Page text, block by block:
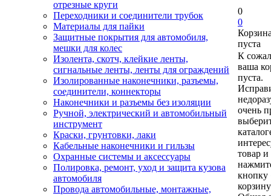
отрезные круги
Переходники и соединители трубок
Материалы для пайки
Защитные покрытия для автомобиля,
мешки для колес
Изолента, скотч, клейкие ленты,
сигнальные ленты, ленты для ограждений
Изолированные наконечники, разъемы,
соединители, коннекторы
Наконечники и разъемы без изоляции
Ручной, электрический и автомобильный
инструмент
Краски, грунтовки, лаки
Кабельные наконечники и гильзы
Охранные системы и аксессуары
Полировка, ремонт, уход и защита кузова
автомобиля
Провода автомобильные, монтажные,
0
0
пуста
К
ваша
пуста.
очень
товар и
кнопку